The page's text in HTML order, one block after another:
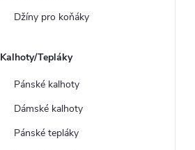
Džíny pro koňáky
Kalhoty/Tepláky
Pánské kalhoty
Dámské kalhoty
Pánské tepláky